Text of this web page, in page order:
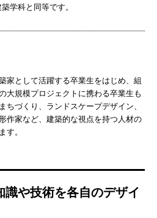
学科と同等です。
家として活躍する卒業生をはじめ、組
大規模プロジェクトに携わる卒業生も
ちづくり、ランドスケープデザイン、
作家など、建築的な視点を持つ人材の
す。
識や技術を各自のデザイ